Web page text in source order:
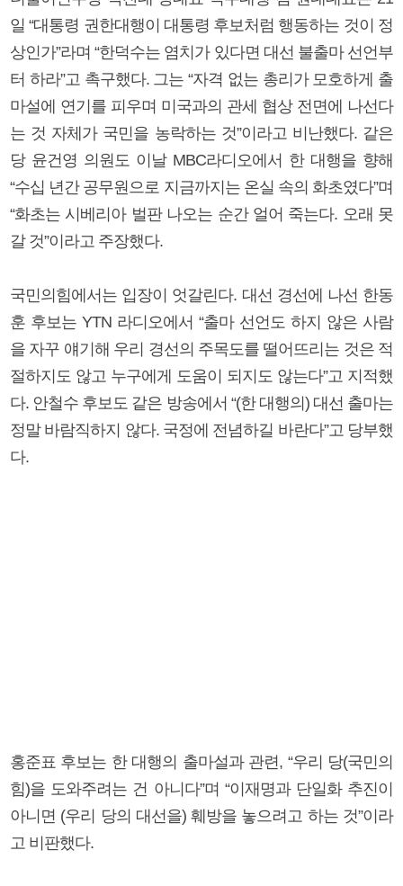
일 “대통령 권한대행이 대통령 후보처럼 행동하는 것이 정
상인가”라며 “한덕수는 염치가 있다면 대선 불출마 선언부
터 하라”고 촉구했다. 그는 “자격 없는 총리가 모호하게 출
마설에 연기를 피우며 미국과의 관세 협상 전면에 나선다
는 것 자체가 국민을 농락하는 것”이라고 비난했다. 같은
당 윤건영 의원도 이날 MBC라디오에서 한 대행을 향해
“수십 년간 공무원으로 지금까지는 온실 속의 화초였다”며
“화초는 시베리아 벌판 나오는 순간 얼어 죽는다. 오래 못
갈 것”이라고 주장했다.
국민의힘에서는 입장이 엇갈린다. 대선 경선에 나선 한동
훈 후보는 YTN 라디오에서 “출마 선언도 하지 않은 사람
을 자꾸 얘기해 우리 경선의 주목도를 떨어뜨리는 것은 적
절하지도 않고 누구에게 도움이 되지도 않는다”고 지적했
다. 안철수 후보도 같은 방송에서 “(한 대행의) 대선 출마는
정말 바람직하지 않다. 국정에 전념하길 바란다”고 당부했
다.
홍준표 후보는 한 대행의 출마설과 관련, “우리 당(국민의
힘)을 도와주려는 건 아니다”며 “이재명과 단일화 추진이
아니면 (우리 당의 대선을) 훼방을 놓으려고 하는 것”이라
고 비판했다.